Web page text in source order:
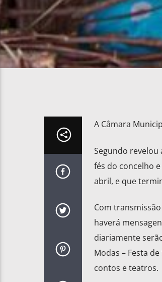
A Câmara
Segundo
fés do concelho
abril, e que
Com
haverá
diariamente
Modas – Festa
contos e teatros.